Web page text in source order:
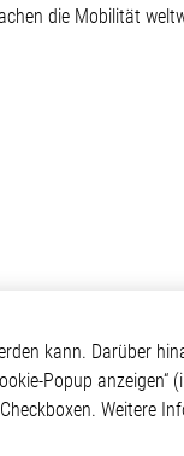
die Mobilität
Semiconductor SE
18
kann. Darüber
Popup anzeigen“
Weitere